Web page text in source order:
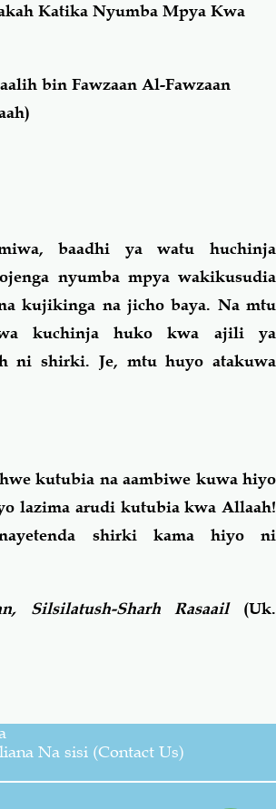
Maswali-Majibu
Vitabu
Katika Nyumba Mpya Kwa
bin Fawzaan Al-Fawzaan
baadhi ya watu huchinja
nyumba mpya wakikusudia
kujikinga na jicho baya. Na mtu
kuchinja huko kwa ajili ya
ni shirki. Je, mtu huyo atakuwa
kutubia na aambiwe kuwa hiyo
lazima arudi kutubia kwa Allaah!
shirki kama hiyo ni
Silsilatush-Sharh Rasaail(Uk.
Na sisi (Contact Us)